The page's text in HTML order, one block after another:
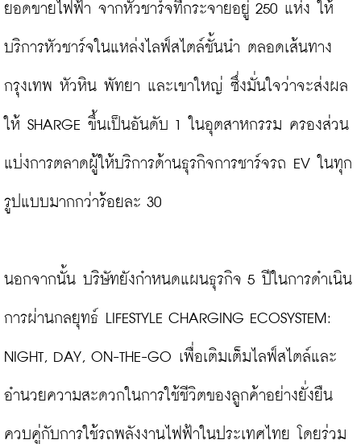
ยอดขายไฟฟ้า จากหัวชาร์จที่กระจายอยู่ 250 แห่ง ให้
บริการหัวชาร์จในแหล่งไลฟ์สไตล์ชั้นนำ ตลอดเส้นทาง
กรุงเทพ หัวหิน พัทยา และเขาใหญ่ ซึ่งมั่นใจว่าจะส่งผล
ให้ SHARGE ขึ้นเป็นอันดับ 1 ในอุตสาหกรรม ครองส่วน
แบ่งการตลาดผู้ให้บริการด้านธุรกิจการชาร์จรถ EV ในทุก
รูปแบบมากกว่าร้อยละ 30
นอกจากนั้น บริษัทยังกำหนดแผนธุรกิจ 5 ปีในการดำเนิน
การผ่านกลยุทธ์ LIFESTYLE CHARGING ECOSYSTEM:
NIGHT, DAY, ON-THE-GO เพื่อเติมเต็มไลฟ์สไตล์และ
อำนวยความสะดวกในการใช้ชีวิตของลูกค้าอย่างยั่งยืน
ควบคู่กับการใช้รถพลังงานไฟฟ้าในประเทศไทย โดยร่วม